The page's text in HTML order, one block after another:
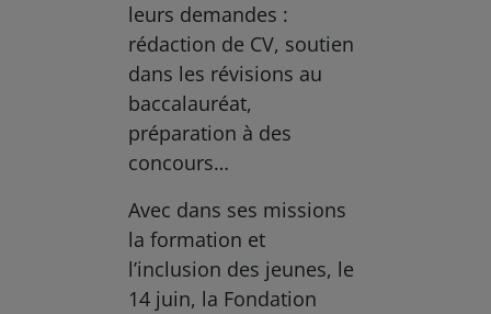
leurs demandes :
rédaction de CV, soutien
dans les révisions au
baccalauréat,
préparation à des
concours…
Avec dans ses missions
la formation et
l’inclusion des jeunes, le
14 juin, la Fondation